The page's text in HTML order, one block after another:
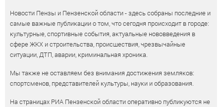
Новости Пензы и Пензенской области - здесь собраны последние и
самые важные публикации о том, что сегодня происходит в городе:
культурные, спортивные события, актуальные нововведения в
сфере ЖКХ и строительства, происшествия, чрезвычайные
ситуации, ДТП, аварии, криминальная хроника.
Мы также не оставляем без внимания достижения земляков:
спортсменов, представителей культуры, науки и образования.
На страницах РИА Пензенской области оперативно публикуются не